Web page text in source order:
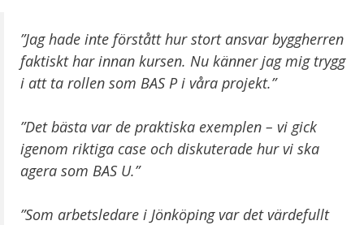
”Jag hade inte förstått hur stort ansvar byggherren
faktiskt har innan kursen. Nu känner jag mig trygg
i att ta rollen som BAS P i våra projekt.”
”Det bästa var de praktiska exemplen – vi gick
igenom riktiga case och diskuterade hur vi ska
agera som BAS U.”
”Som arbetsledare i Jönköping var det värdefullt